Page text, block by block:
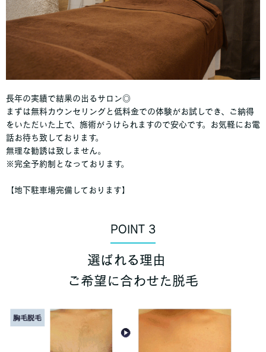
長年の実績で結果の出るサロン◎
まずは無料カウンセリングと低料金での体験がお試しでき、ご納得
をいただいた上で、施術がうけられますので安心です。お気軽にお電
話お待ち致しております。
無理な勧誘は致しません。
※完全予約制となっております。
【地下駐車場完備しております】
POINT 3
選ばれる理由
ご希望に合わせた脱毛